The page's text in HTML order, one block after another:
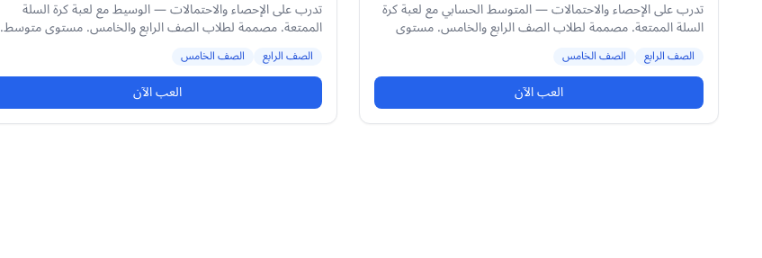
تدرب على الإحصاء والاحتمالات — المتوسط الحسابي مع لعبة كرة
السلة الممتعة. مصممة لطلاب الصف الرابع والخامس. مستوى
متوسط.
الصف الرابع الصف الخامس
العب الآن
تدرب على الإحصاء والاحتمالات — الوسيط مع لعبة كرة السلة
الممتعة. مصممة لطلاب الصف الرابع والخامس. مستوى متوسط.
الصف الرابع الصف الخامس
العب الآن